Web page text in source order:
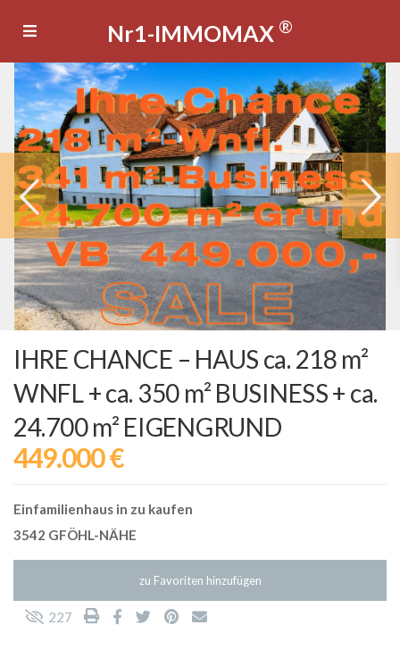
Nr1-IMMOMAX ®
IHRE CHANCE – HAUS ca. 218 m²
WNFL + ca. 350 m² BUSINESS + ca.
24.700 m² EIGENGRUND
449.000 €
Einfamilienhaus in zu kaufen
3542 GFÖHL-NÄHE
zu Favoriten hinzufügen
227